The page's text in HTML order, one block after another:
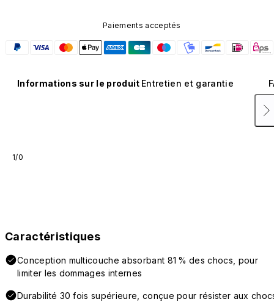
Paiements acceptés
Informations sur le produit Entretien et garantie
1/0
Caractéristiques
Conception multicouche absorbant 81 % des chocs, pour
limiter les dommages internes
Durabilité 30 fois supérieure, conçue pour résister aux